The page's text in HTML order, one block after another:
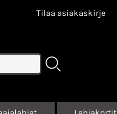
Tilaa asiakaskirje